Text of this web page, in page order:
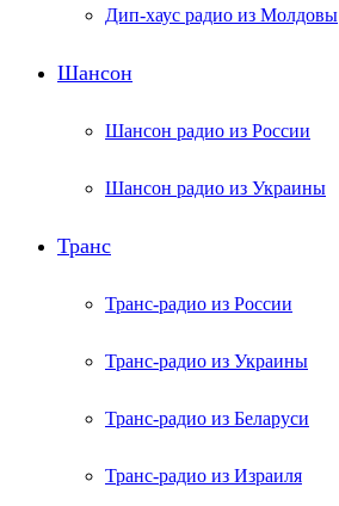
Дип-хаус радио из Молдовы
Шансон
Шансон радио из России
Шансон радио из Украины
Транс
Транс-радио из России
Транс-радио из Украины
Транс-радио из Беларуси
Транс-радио из Израиля